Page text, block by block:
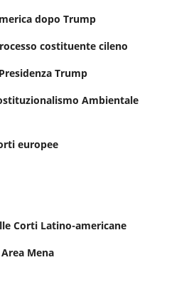
dopo Trump
costituente cileno
Trump
Ambientale
europee
Corti Latino-americane
Mena